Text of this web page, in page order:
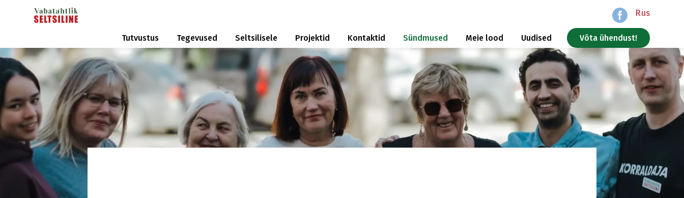
Rus
Tutvustus Tegevused Seltsilisele Projektid Kontaktid Sündmused Meie lood Uudised Võta ühendust!